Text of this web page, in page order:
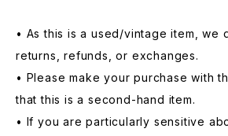
• As this is a used/vintage item, we
returns, refunds, or exchanges.
• Please make your purchase with
that this is a second-hand item.
• If you are particularly sensitive